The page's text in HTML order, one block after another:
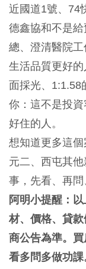
近國道1號、74
德鑫協和不是
總、澄清醫院工
生活品質更好
面採光、1:1.58
你：這不是投
好住的人。
想知道更多這
元二、西屯其
事，先看、再問
阿明小提醒：
材、價格、貸
商公告為準。
看多問多做功課